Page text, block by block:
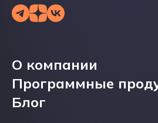
О компании
О компании
Программные
Программные
Блог